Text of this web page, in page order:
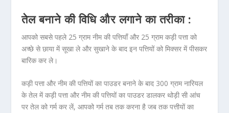
तेल बनाने की विधि और लगाने का तरीका :
आपको सबसे पहले 25 ग्राम नीम की पत्तियाँ और 25 ग्राम कड़ी पत्ता को
अच्छे से छाया में सूखा ले और सुखाने के बाद इन पत्तियों को मिक्सर में पीसकर
बारिक कर ले।
कड़ी पत्ता और नीम की पत्तियों का पाउडर बनाने के बाद 300 ग्राम नारियल
के तेल में कड़ी पत्ता और नीम की पत्तियों का पाउडर डालकर थोड़ी सी आंच
पर तेल को गर्म कर लें, आपको गर्म तब तक करना है जब तक पत्तीयों का